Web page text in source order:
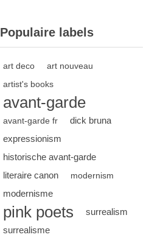
Populaire labels
art deco
art nouveau
artist's books
avant-garde
avant-garde fr
dick bruna
expressionism
historische avant-garde
literaire canon
modernism
modernisme
pink poets
surrealism
surrealisme